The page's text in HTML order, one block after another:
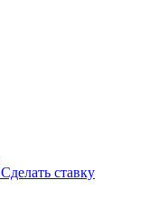
Сделать ставку